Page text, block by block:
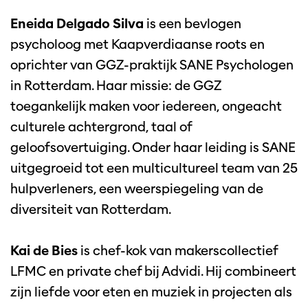
Eneida Delgado Silva is een bevlogen
psycholoog met Kaapverdiaanse roots en
oprichter van GGZ-praktijk SANE Psychologen
in Rotterdam. Haar missie: de GGZ
toegankelijk maken voor iedereen, ongeacht
culturele achtergrond, taal of
geloofsovertuiging. Onder haar leiding is SANE
uitgegroeid tot een multicultureel team van 25
hulpverleners, een weerspiegeling van de
diversiteit van Rotterdam.
Kai de Bies is chef-kok van makerscollectief
LFMC en private chef bij Advidi. Hij combineert
zijn liefde voor eten en muziek in projecten als